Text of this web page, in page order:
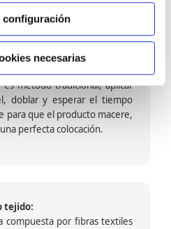
configuración
necesarias
papel sobre un soporte de
es método tradicional, aplicar
doblar y esperar el tiempo
para que el producto macere,
perfecta colocación.
tejido:
compuesta por fibras textiles